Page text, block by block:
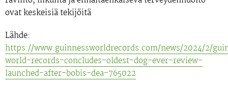
ovat keskeisiä tekijöitä
Lähde:
https://www.guinnessworldrecords.com/news/2024/2/
world-records-concludes-oldest-dog-ever-review-
launched-after-bobis-dea-765022